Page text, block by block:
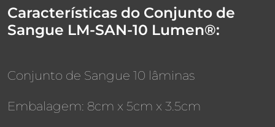
Características do Conjunto de
Sangue LM-SAN-10 Lumen®:
Conjunto de Sangue 10 lâminas
Embalagem: 8cm x 5cm x 3.5cm